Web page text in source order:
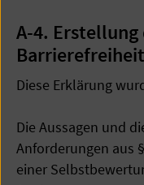
A-4.
Barrierefreiheit
Diese Erklärung
Die Aussagen und
Anforderungen aus
einer